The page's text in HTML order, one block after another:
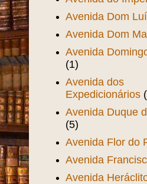
Avenida Dom
Avenida Dom
Avenida
(1)
Avenida dos
Expedicionários
Avenida Duque
(5)
Avenida Flor do
Avenida
Avenida